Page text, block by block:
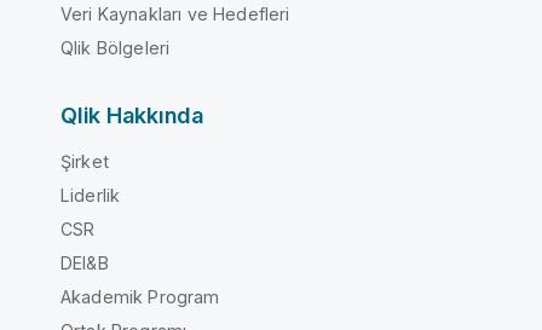
Veri Kaynakları ve Hedefleri
Qlik Bölgeleri
Qlik Hakkında
Şirket
Liderlik
CSR
DEI&B
Akademik Program